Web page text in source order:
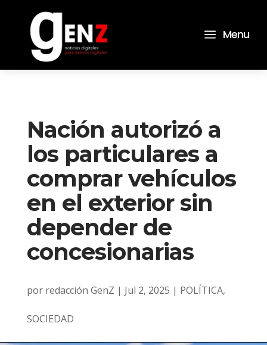
a Menu
Nación autorizó a
los particulares a
comprar vehículos
en el exterior sin
depender de
concesionarias
por redacción GenZ | Jul 2, 2025 | POLÍTICA,
SOCIEDAD